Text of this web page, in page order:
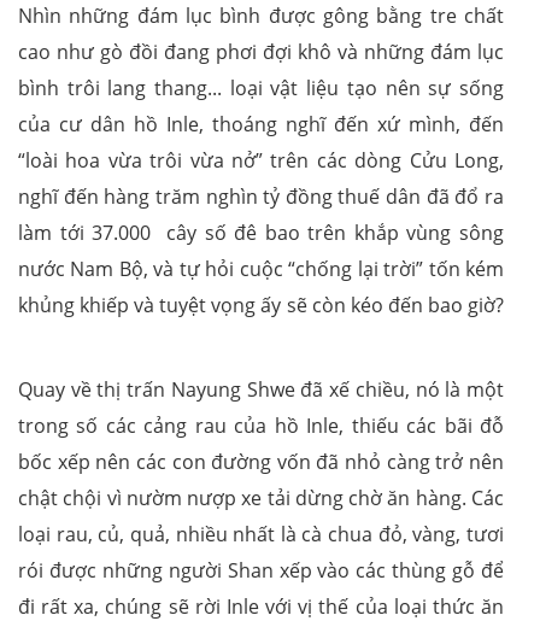
Nhìn những đám lục bình được gông bằng tre chất
cao như gò đồi đang phơi đợi khô và những đám lục
bình trôi lang thang... loại vật liệu tạo nên sự sống
của cư dân hồ Inle, thoáng nghĩ đến xứ mình, đến
“loài hoa vừa trôi vừa nở” trên các dòng Cửu Long,
nghĩ đến hàng trăm nghìn tỷ đồng thuế dân đã đổ ra
làm tới 37.000 cây số đê bao trên khắp vùng sông
nước Nam Bộ, và tự hỏi cuộc “chống lại trời” tốn kém
khủng khiếp và tuyệt vọng ấy sẽ còn kéo đến bao giờ?
Quay về thị trấn Nayung Shwe đã xế chiều, nó là một
trong số các cảng rau của hồ Inle, thiếu các bãi đỗ
bốc xếp nên các con đường vốn đã nhỏ càng trở nên
chật chội vì nườm nượp xe tải dừng chờ ăn hàng. Các
loại rau, củ, quả, nhiều nhất là cà chua đỏ, vàng, tươi
rói được những người Shan xếp vào các thùng gỗ để
đi rất xa, chúng sẽ rời Inle với vị thế của loại thức ăn